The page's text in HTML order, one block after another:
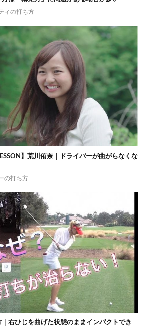
ィの打ち方
】荒川侑奈｜ドライバーが曲がらなくな
の打ち方
右ひじを曲げた状態のままインパクトでき